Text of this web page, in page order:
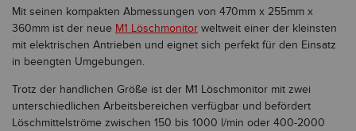
Mit seinen kompakten Abmessungen von 470mm x 255mm x
360mm ist der neue M1 Löschmonitor weltweit einer der kleinsten
mit elektrischen Antrieben und eignet sich perfekt für den Einsatz
in beengten Umgebungen.
Trotz der handlichen Größe ist der M1 Löschmonitor mit zwei
unterschiedlichen Arbeitsbereichen verfügbar und befördert
Löschmittelströme zwischen 150 bis 1000 l/min oder 400-2000
Ja, ich bin damit einverstanden, den FireDos-Newsletter
zu erhalten und stimme der Verarbeitung meiner Daten
zum Erhalt des Newsletters zu. Ich wurde informiert,
dass ich mich jederzeit wieder vom Newsletter-Versand
Newsletter habe ich gelesen.*